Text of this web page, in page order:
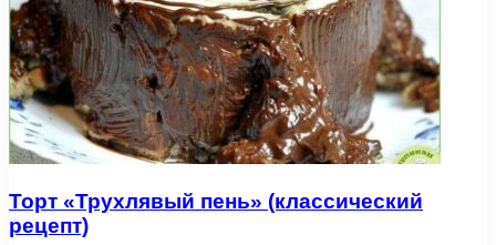
Торт «Трухлявый пень» (классический
рецепт)